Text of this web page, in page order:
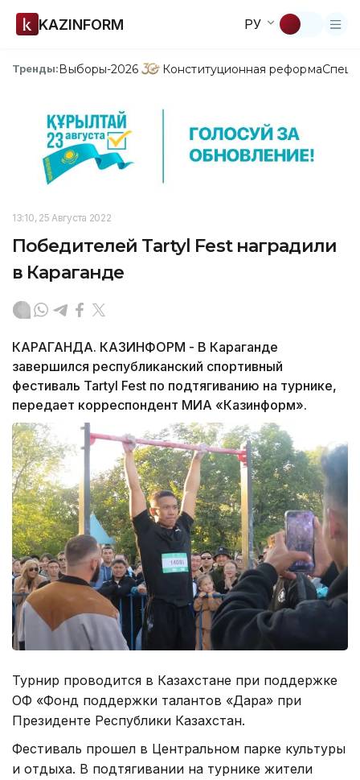
KAZINFORM РУ
Тренды:Выборы-2026 Конституционная реформа
13:10, 25 Августа 2022
Победителей Tartyl Fest наградили
в Караганде
КАРАГАНДА. КАЗИНФОРМ - В Караганде
завершился республиканский спортивный
фестиваль Tartyl Fest по подтягиванию на турнике,
передает корреспондент МИА «Казинформ».
Турнир проводится в Казахстане при поддержке
ОФ «Фонд поддержки талантов «Дара» при
Президенте Республики Казахстан.
Фестиваль прошел в Центральном парке культуры
и отдыха. В подтягивании на турнике жители